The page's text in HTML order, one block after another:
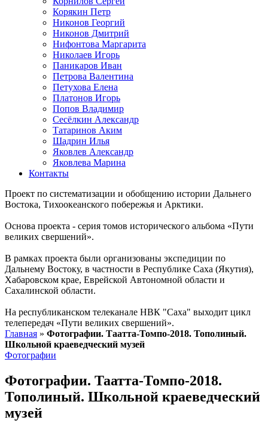
Корякин Петр
Никонов Георгий
Никонов Дмитрий
Нифонтова Маргарита
Николаев Игорь
Паникаров Иван
Петрова Валентина
Петухова Елена
Платонов Игорь
Попов Владимир
Сесёлкин Александр
Татаринов Аким
Шадрин Илья
Яковлев Александр
Яковлева Марина
Контакты
Проект по систематизации и обобщению истории Дальнего
Востока, Тихоокеанского побережья и Арктики.
Основа проекта - серия томов исторического альбома «Пути
великих свершений».
В рамках проекта были организованы экспедиции по
Дальнему Востоку, в частности в Республике Саха (Якутия),
Хабаровском крае, Еврейской Автономной области и
Сахалинской области.
На республиканском телеканале НВК "Саха" выходит цикл
телепередач «Пути великих свершений».
Главная » Фотографии. Таатта-Томпо-2018. Тополиный.
Школьной краеведческий музей
Фотографии
Фотографии. Таатта-Томпо-2018.
Тополиный. Школьной краеведческий
музей